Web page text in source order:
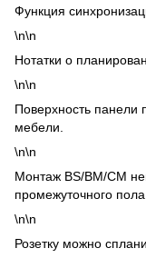
Функция
\n\n
Нотатки о
\n\n
Поверхность панели
мебели.
\n\n
Монтаж BS/BM/CM
промежуточного пола.
\n\n
Розетку можно